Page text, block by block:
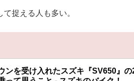
捉える人も多い。
ンを受け入れたスズキ『SV650』の